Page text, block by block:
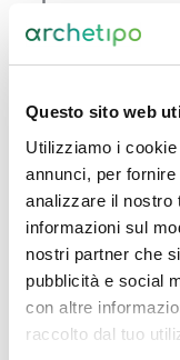
Questo sito web
Utilizziamo i
annunci, per
analizzare il nostro
informazioni sul
nostri partner che
pubblicità e social
con altre
raccolto dal tuo
Fasi
Google
Ogni